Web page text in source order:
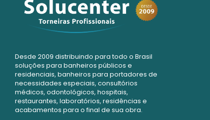
Desde 2009 distribuindo para todo o Brasil
soluções para banheiros públicos e
residenciais, banheiros para portadores de
necessidades especiais, consultórios
médicos, odontológicos, hospitais,
restaurantes, laboratórios, residências e
acabamentos para o final de sua obra.